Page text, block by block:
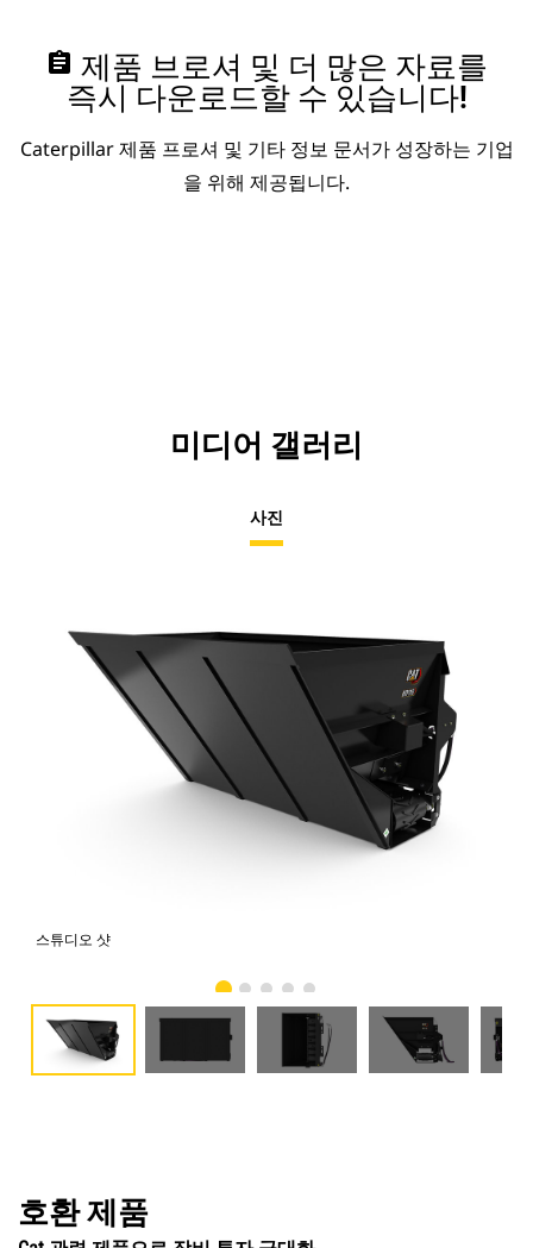
assignment 제품 브로셔 및 더 많은 자료를
즉시 다운로드할 수 있습니다!
Caterpillar 제품 프로셔 및 기타 정보 문서가 성장하는 기업
을 위해 제공됩니다.
미디어 갤러리
사진
스튜디오 샷
호환 제품